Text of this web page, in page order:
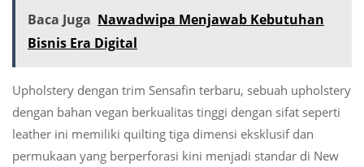
Baca Juga Nawadwipa Menjawab Kebutuhan
Bisnis Era Digital
Upholstery dengan trim Sensafin terbaru, sebuah upholstery
dengan bahan vegan berkualitas tinggi dengan sifat seperti
leather ini memiliki quilting tiga dimensi eksklusif dan
permukaan yang berperforasi kini menjadi standar di New